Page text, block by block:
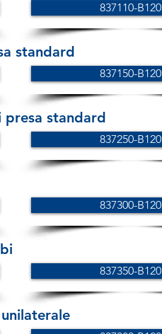
837110-B120
standard
837150-B120
presa standard
837250-B120
837300-B120
837350-B120